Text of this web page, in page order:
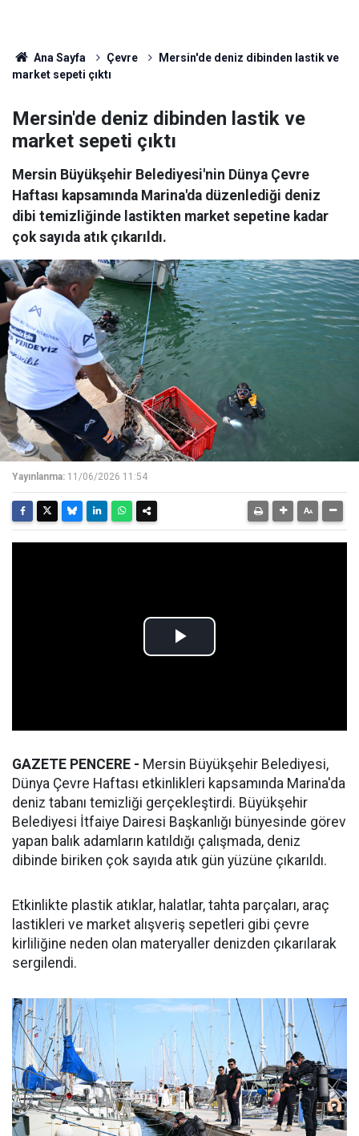
Ana Sayfa Çevre
Mersin'de deniz dibinden lastik ve
market sepeti çıktı
Mersin'de deniz dibinden lastik ve
market sepeti çıktı
Mersin Büyükşehir Belediyesi'nin Dünya Çevre
Haftası kapsamında Marina'da düzenlediği deniz
dibi temizliğinde lastikten market sepetine kadar
çok sayıda atık çıkarıldı.
Yayınlanma: 11/06/2026 11:54
GAZETE PENCERE - Mersin Büyükşehir Belediyesi,
Dünya Çevre Haftası etkinlikleri kapsamında Marina'da
deniz tabanı temizliği gerçekleştirdi. Büyükşehir
Belediyesi İtfaiye Dairesi Başkanlığı bünyesinde görev
yapan balık adamların katıldığı çalışmada, deniz
dibinde biriken çok sayıda atık gün yüzüne çıkarıldı.
Etkinlikte plastik atıklar, halatlar, tahta parçaları, araç
lastikleri ve market alışveriş sepetleri gibi çevre
kirliliğine neden olan materyaller denizden çıkarılarak
sergilendi.